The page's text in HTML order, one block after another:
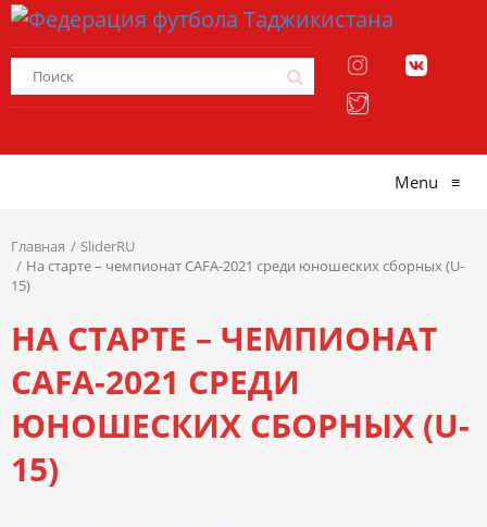
Menu ≡
Главная
SliderRU
На старте – чемпионат CAFA-2021 среди юношеских сборных (U-
15)
НА СТАРТЕ – ЧЕМПИОНАТ
CAFA-2021 СРЕДИ
ЮНОШЕСКИХ СБОРНЫХ (U-
15)